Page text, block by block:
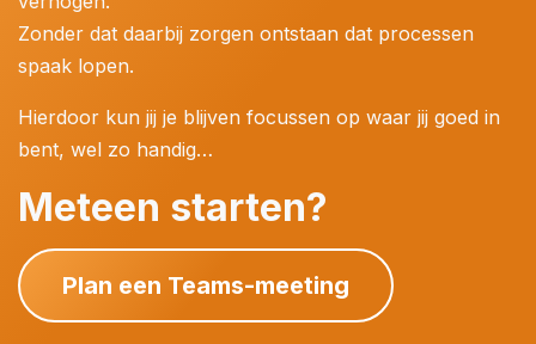
Zonder dat daarbij zorgen ontstaan dat processen
spaak lopen.
Hierdoor kun jij je blijven focussen op waar jij goed in
bent, wel zo handig…
Meteen starten?
Plan een Teams-meeting